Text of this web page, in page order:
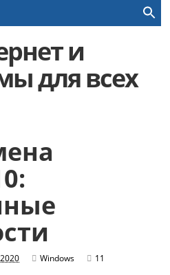
и
для всех
Windows
11